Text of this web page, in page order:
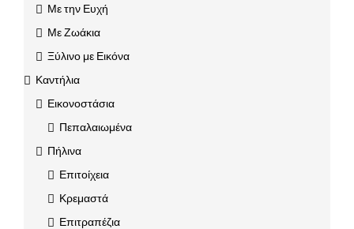
Με την Ευχή
Με Ζωάκια
Ξύλινο με Εικόνα
Καντήλια
Εικονοστάσια
Πεπαλαιωμένα
Πήλινα
Επιτοίχεια
Κρεμαστά
Επιτραπέζια